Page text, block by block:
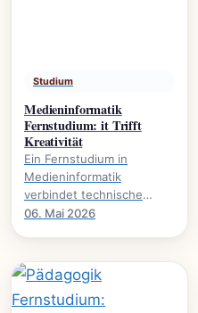
Studium
Medieninformatik
Fernstudium: it Trifft
Kreativität
Ein Fernstudium in
Medieninformatik
verbindet technische
Expertise mit kreativer
06. Mai 2026